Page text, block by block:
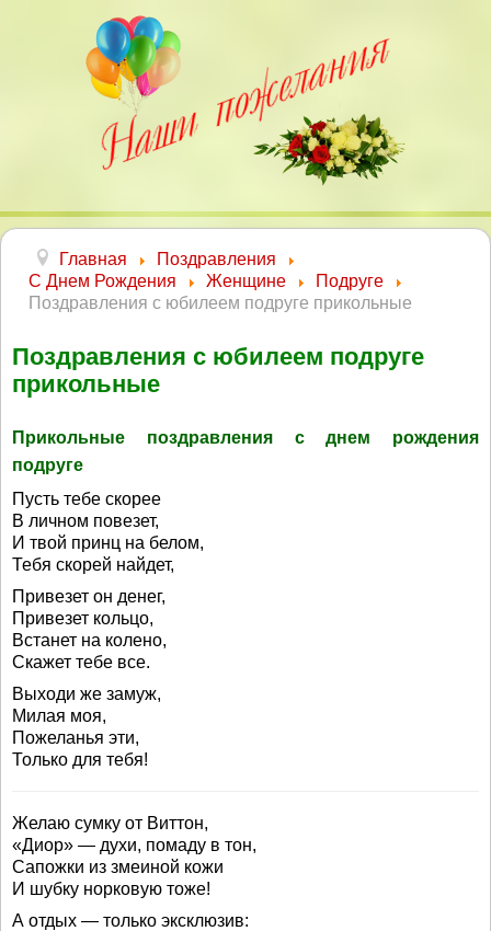
Главная
Поздравления
С Днем Рождения
Женщине
Подруге
Поздравления с юбилеем подруге прикольные
Поздравления с юбилеем подруге
прикольные
Прикольные поздравления с днем рождения
подруге
Пусть тебе скорее
В личном повезет,
И твой принц на белом,
Тебя скорей найдет,
Привезет он денег,
Привезет кольцо,
Встанет на колено,
Скажет тебе все.
Выходи же замуж,
Милая моя,
Пожеланья эти,
Только для тебя!
Желаю сумку от Виттон,
«Диор» — духи, помаду в тон,
Сапожки из змеиной кожи
И шубку норковую тоже!
А отдых — только эксклюзив: